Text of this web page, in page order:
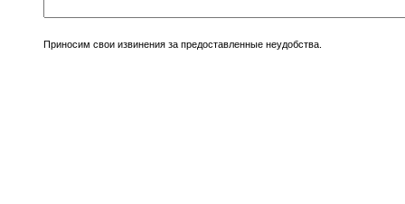
Приносим свои извинения за предоставленные неудобства.